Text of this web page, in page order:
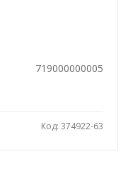
719000000005
Код: 374922-63